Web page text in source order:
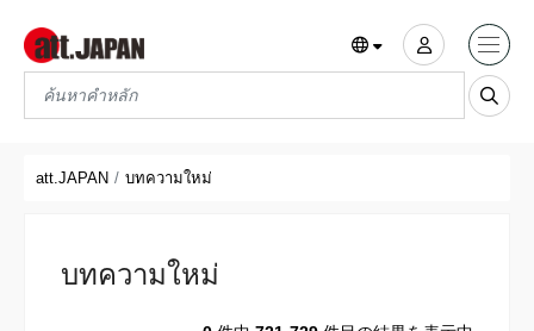
Translations title cont
att.JAPAN บทความใหม่
บทความใหม่